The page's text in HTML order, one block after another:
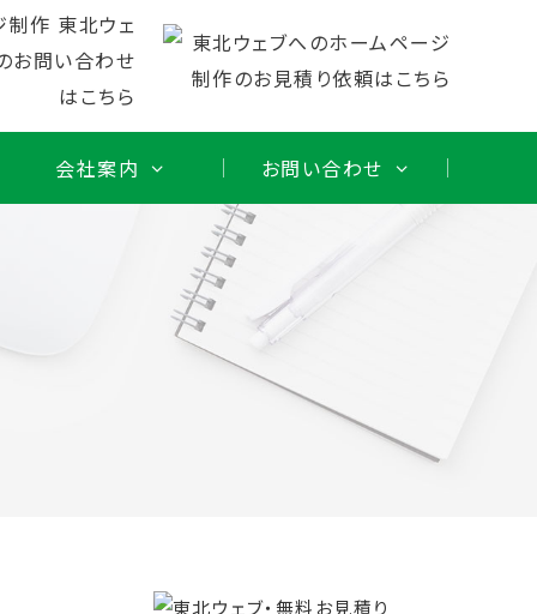
会社案内 お問い合わせ